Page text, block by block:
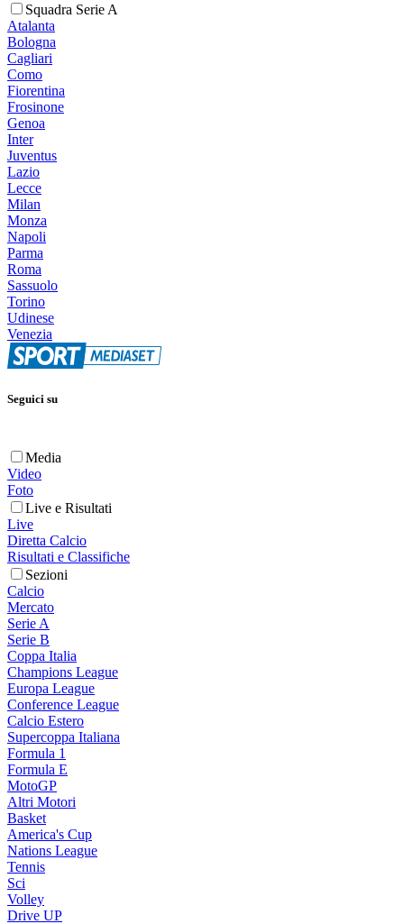
Squadra Serie A
Atalanta
Bologna
Cagliari
Como
Fiorentina
Frosinone
Genoa
Inter
Juventus
Lazio
Lecce
Milan
Monza
Napoli
Parma
Roma
Sassuolo
Torino
Udinese
Venezia
Seguici su
Media
Video
Foto
Live e Risultati
Live
Diretta Calcio
Risultati e Classifiche
Sezioni
Calcio
Mercato
Serie A
Serie B
Coppa Italia
Champions League
Europa League
Conference League
Calcio Estero
Supercoppa Italiana
Formula 1
Formula E
MotoGP
Altri Motori
Basket
America's Cup
Nations League
Tennis
Sci
Volley
Drive UP